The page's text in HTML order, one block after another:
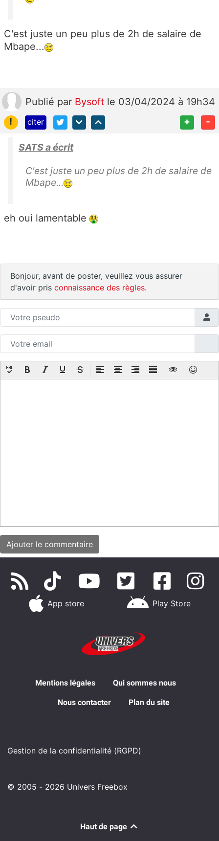
C'est juste un peu plus de 2h de salaire de
Mbape...
Publié par Bysoft le 03/04/2024 à 19h34
!
citer + -
SATS a écrit
C'est juste un peu plus de 2h de salaire de
Mbape...
eh oui lamentable
Bonjour, avant de poster, veuillez vous assurer
d'avoir pris connaissance des règles.
App store Play Store
Mentions légales Qui sommes nous
Nous contacter Plan du site
Gestion de la confidentialité (RGPD)
© 2005 - 2026 Univers Freebox
Haut de page